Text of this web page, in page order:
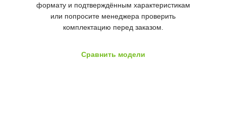
формату и подтверждённым характеристикам
или попросите менеджера проверить
комплектацию перед заказом.
Сравнить модели